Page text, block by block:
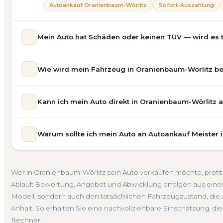
Autoankauf Oranienbaum-Wörlitz Sofort-Auszahlung
Mein Auto hat Schäden oder keinen TÜV — wird
allgemeinem Reparaturbedarf direkt in Oranienbaum-
Unfallwagen Oranienbaum-Wörlitz Motorschaden
Wie wird mein Fahrzeug in Oranienbaum-Wörlitz
unverbindlich. Wir prüfen Marke, Modell, Baujahr,
Kostenlose Bewertung Marktwert Oranienbaum-Wörlitz
Kann ich mein Auto direkt in Oranienbaum-Wörlitz
Ihrer Adresse — egal ob zu Hause, am Arbeitsplatz
Warum sollte ich mein Auto an Autoankauf Meister
Bewertung, ein verbindliches Angebot und auf
Abmeldung. Über 4.800 zufriedene Kunden sprechen
Seit 2010 4.800+ Ankäufe Komplettservice
Wer in Oranienbaum-Wörlitz sein Auto verkaufen möchte,
Ablauf: Bewertung, Angebot und Abwicklung erfolgen aus
Modell, sondern auch den tatsächlichen Fahrzeugzustand,
Anhalt. So erhalten Sie eine nachvollziehbare Einschätzung,
Rechner.